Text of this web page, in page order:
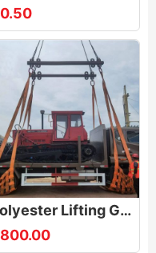
0.50
Polyester Lifting Gear for Cars
800.00